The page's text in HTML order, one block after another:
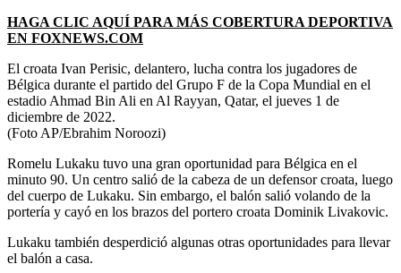
HAGA CLIC AQUÍ PARA MÁS COBERTURA DEPORTIVA
EN FOXNEWS.COM
El croata Ivan Perisic, delantero, lucha contra los jugadores de
Bélgica durante el partido del Grupo F de la Copa Mundial en el
estadio Ahmad Bin Ali en Al Rayyan, Qatar, el jueves 1 de
diciembre de 2022.
(Foto AP/Ebrahim Noroozi)
Romelu Lukaku tuvo una gran oportunidad para Bélgica en el
minuto 90. Un centro salió de la cabeza de un defensor croata, luego
del cuerpo de Lukaku. Sin embargo, el balón salió volando de la
portería y cayó en los brazos del portero croata Dominik Livakovic.
Lukaku también desperdició algunas otras oportunidades para llevar
el balón a casa.